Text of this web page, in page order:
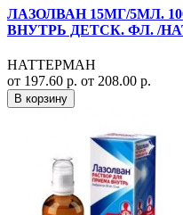
ЛАЗОЛВАН 15МГ/5МЛ.
ВНУТРЬ ДЕТСК. ФЛ. /
НАТТЕРМАН
от 197.60 р. от 208.00 р.
В корзину